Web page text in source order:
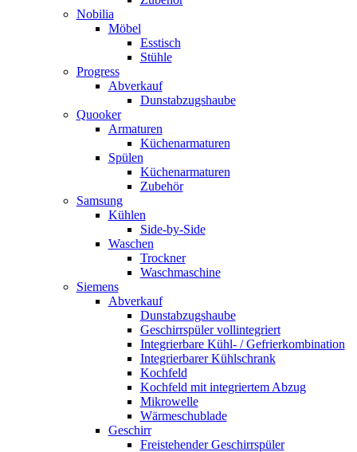
Nobilia
Möbel
Esstisch
Stühle
Progress
Abverkauf
Dunstabzugshaube
Quooker
Armaturen
Küchenarmaturen
Spülen
Küchenarmaturen
Zubehör
Samsung
Kühlen
Side-by-Side
Waschen
Trockner
Waschmaschine
Siemens
Abverkauf
Dunstabzugshaube
Geschirrspüler vollintegriert
Integrierbare Kühl- / Gefrierkombination
Integrierbarer Kühlschrank
Kochfeld
Kochfeld mit integriertem Abzug
Mikrowelle
Wärmeschublade
Geschirr
Freistehender Geschirrspüler